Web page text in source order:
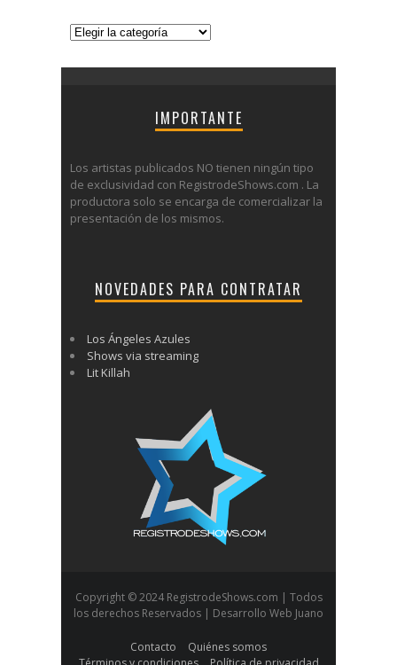
Categorías
IMPORTANTE
Los artistas publicados NO tienen ningún tipo
de exclusividad con RegistrodeShows.com . La
productora solo se encarga de comercializar la
presentación de los mismos.
NOVEDADES PARA CONTRATAR
Los Ángeles Azules
Shows via streaming
Lit Killah
Copyright © 2024 RegistrodeShows.com | Todos
los derechos Reservados | Desarrollo Web Juano
Contacto
Quiénes somos